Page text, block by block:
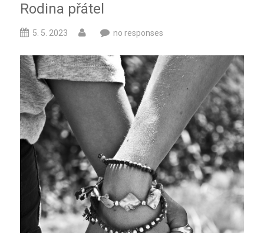
Rodina přátel
5. 5. 2023 no responses